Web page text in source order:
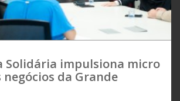
Solidária impulsiona micro
negócios da Grande